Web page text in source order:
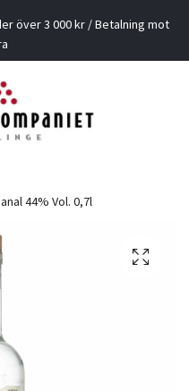
över 3 000 kr / Betalning mot
44% Vol. 0,7l